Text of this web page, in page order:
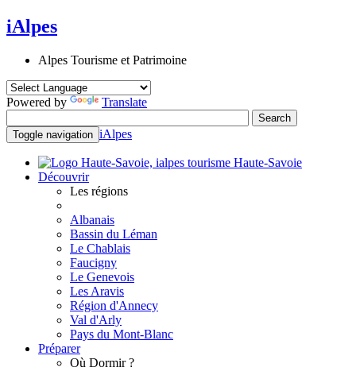
iAlpes
Alpes Tourisme et Patrimoine
Powered by Translate
Toggle navigation iAlpes
Haute-Savoie
Découvrir
Les régions
Albanais
Bassin du Léman
Le Chablais
Faucigny
Le Genevois
Les Aravis
Région d'Annecy
Val d'Arly
Pays du Mont-Blanc
Préparer
Où Dormir ?